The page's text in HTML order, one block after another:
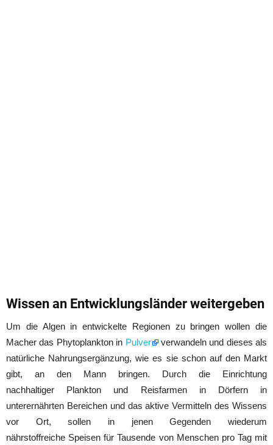
Wissen an Entwicklungsländer weitergeben
Um die Algen in entwickelte Regionen zu bringen wollen die
Macher das Phytoplankton in Pulver
verwandeln und dieses als
natürliche Nahrungsergänzung, wie es sie schon auf den Markt
gibt, an den Mann bringen. Durch die Einrichtung
nachhaltiger Plankton und Reisfarmen in Dörfern in
unterernährten Bereichen und das aktive Vermitteln des Wissens
vor Ort, sollen in jenen Gegenden wiederum
nährstoffreiche Speisen für Tausende von Menschen pro Tag mit